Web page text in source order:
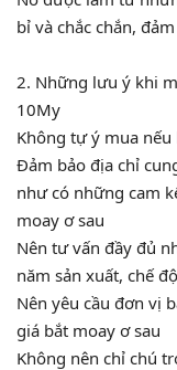
bỉ và chắc chắn,
2. Những lưu ý khi
10My
Không tự ý mua nếu
Đảm bảo địa chỉ
như có những cam
moay ơ sau
Nên tư vấn đầy đủ
năm sản xuất, chế
Nên yêu cầu đơn vị
giá bắt moay ơ sau
Không nên chỉ chú